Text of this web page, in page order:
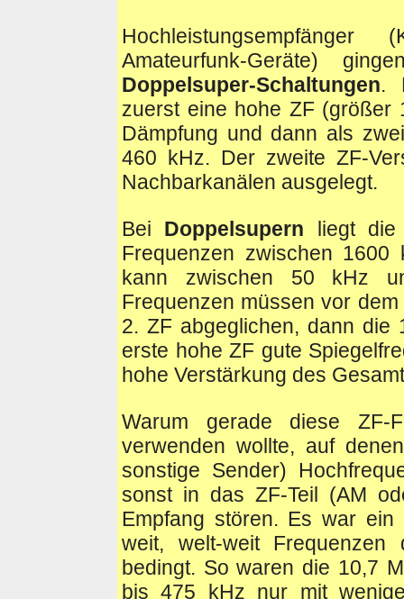
Hochleistungsempfänger
Amateurfunk-Geräte)
Doppelsuper-Schaltungen.
zuerst eine hohe ZF (größer
Dämpfung und dann als
460 kHz. Der zweite ZF-
Nachbarkanälen ausgelegt.
Bei Doppelsupern liegt
Frequenzen zwischen
kann zwischen 50 kHz
Frequenzen müssen vor
2. ZF abgeglichen, dann die
erste hohe ZF gute
hohe Verstärkung des
Warum gerade diese ZF-
verwenden wollte, auf
sonstige Sender)
sonst in das ZF-Teil (AM
Empfang stören. Es war ein
weit, welt-weit
bedingt. So waren die 10,7
bis 475 kHz nur mit